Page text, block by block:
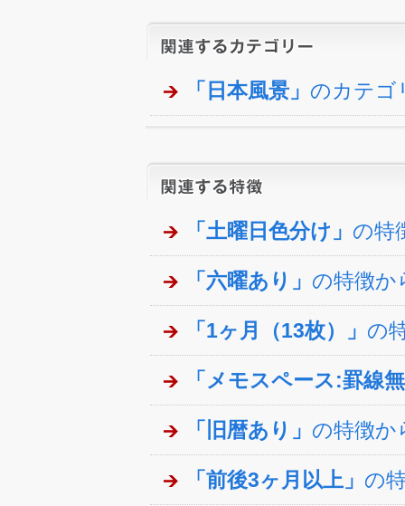
「日本風景」 のカテゴ
「土曜日色分け」 の特
「六曜あり」 の特徴か
「1ヶ月（13枚）」 の
「メモスペース:罫線
「旧暦あり」 の特徴か
「前後3ヶ月以上」 の